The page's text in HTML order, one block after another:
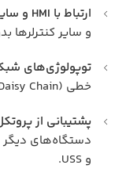
ارتباط با HMI و سایر PLCها:
و سایر کنترلرها
توپولوژی‌های
خطی (Daisy Chain) یا ستاره‌ای.
پشتیبانی از
و USS.